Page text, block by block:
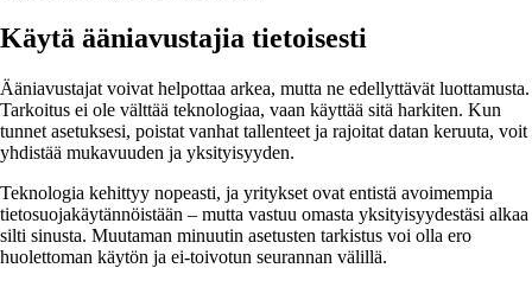
Käytä ääniavustajia tietoisesti
Ääniavustajat voivat helpottaa arkea, mutta ne edellyttävät luottamusta.
Tarkoitus ei ole välttää teknologiaa, vaan käyttää sitä harkiten. Kun
tunnet asetuksesi, poistat vanhat tallenteet ja rajoitat datan keruuta, voit
yhdistää mukavuuden ja yksityisyyden.
Teknologia kehittyy nopeasti, ja yritykset ovat entistä avoimempia
tietosuojakäytännöistään – mutta vastuu omasta yksityisyydestäsi alkaa
silti sinusta. Muutaman minuutin asetusten tarkistus voi olla ero
huolettoman käytön ja ei-toivotun seurannan välillä.